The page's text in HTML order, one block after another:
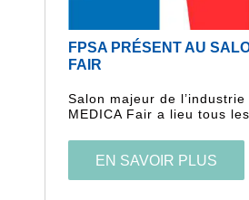
FPSA PRÉSENT AU
FAIR
Salon majeur de l’industrie
MEDICA Fair a lieu tous
EN SAVOIR PLUS